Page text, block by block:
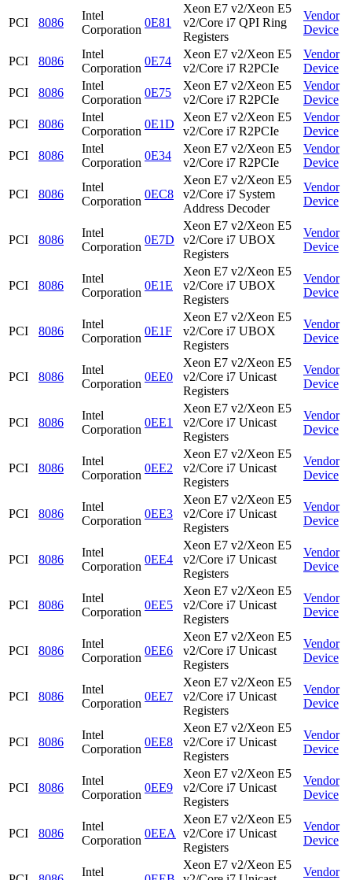
PCI 8086
Intel
Corporation
0E81
Xeon E7 v2/Xeon E5
v2/Core i7 QPI Ring
Registers
Vendor
Device
PCI 8086
Intel
Corporation
0E74
Xeon E7 v2/Xeon E5
v2/Core i7 R2PCIe
Vendor
Device
PCI
8086
Intel
Corporation
0E75
Xeon E7 v2/Xeon E5
v2/Core i7 R2PCIe
Vendor
Device
PCI
8086
Intel
Corporation
0E1D
Xeon E7 v2/Xeon E5
v2/Core i7 R2PCIe
Vendor
Device
PCI
8086
Intel
Corporation
0E34
Xeon E7 v2/Xeon E5
v2/Core i7 R2PCIe
Vendor
Device
PCI 8086
Intel
Corporation
0EC8
Xeon E7 v2/Xeon E5
v2/Core i7 System
Address Decoder
Vendor
Device
PCI 8086
Intel
Corporation
0E7D
Xeon E7 v2/Xeon E5
v2/Core i7 UBOX
Registers
Vendor
Device
PCI 8086
Intel
Corporation
0E1E
Xeon E7 v2/Xeon E5
v2/Core i7 UBOX
Registers
Vendor
Device
PCI 8086
Intel
Corporation
0E1F
Xeon E7 v2/Xeon E5
v2/Core i7 UBOX
Registers
Vendor
Device
PCI 8086
Intel
Corporation
0EE0
Xeon E7 v2/Xeon E5
v2/Core i7 Unicast
Registers
Vendor
Device
PCI 8086
Intel
Corporation
0EE1
Xeon E7 v2/Xeon E5
v2/Core i7 Unicast
Registers
Vendor
Device
PCI 8086
Intel
Corporation
0EE2
Xeon E7 v2/Xeon E5
v2/Core i7 Unicast
Registers
Vendor
Device
PCI 8086
Intel
Corporation
0EE3
Xeon E7 v2/Xeon E5
v2/Core i7 Unicast
Registers
Vendor
Device
PCI 8086
Intel
Corporation
0EE4
Xeon E7 v2/Xeon E5
v2/Core i7 Unicast
Registers
Vendor
Device
PCI 8086
Intel
Corporation
0EE5
Xeon E7 v2/Xeon E5
v2/Core i7 Unicast
Registers
Vendor
Device
PCI 8086
Intel
Corporation
0EE6
Xeon E7 v2/Xeon E5
v2/Core i7 Unicast
Registers
Vendor
Device
PCI 8086
Intel
Corporation
0EE7
Xeon E7 v2/Xeon E5
v2/Core i7 Unicast
Registers
Vendor
Device
PCI 8086
Intel
Corporation
0EE8
Xeon E7 v2/Xeon E5
v2/Core i7 Unicast
Registers
Vendor
Device
PCI 8086
Intel
Corporation
0EE9
Xeon E7 v2/Xeon E5
v2/Core i7 Unicast
Registers
Vendor
Device
PCI 8086
Intel
Corporation
0EEA
Xeon E7 v2/Xeon E5
v2/Core i7 Unicast
Registers
Vendor
Device
Intel
Xeon E7 v2/Xeon E5
Vendor